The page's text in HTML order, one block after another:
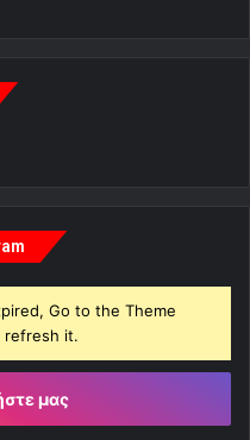
Go to the Theme
refresh it.
μας